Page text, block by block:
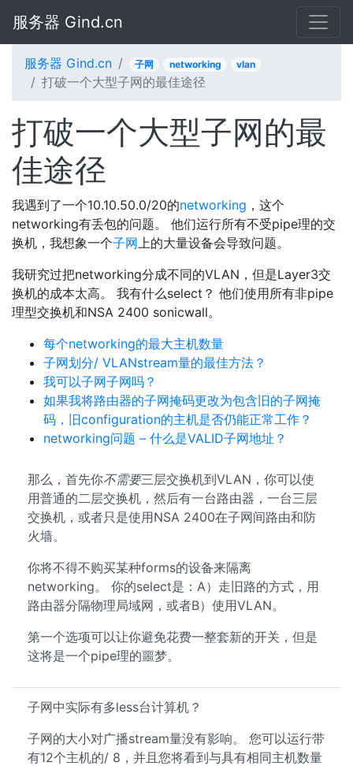
服务器 Gind.cn
服务器 Gind.cn 子网 networking vlan
打破一个大型子网的最佳途径
打破一个大型子网的最
佳途径
我遇到了一个10.10.50.0/20的networking ，这个
networking有丢包的问题。 他们运行所有不受pipe理的交
换机，我想象一个子网上的大量设备会导致问题。
我研究过把networking分成不同的VLAN，但是Layer3交
换机的成本太高。 我有什么select？ 他们使用所有非pipe
理型交换机和NSA 2400 sonicwall。
每个networking的最大主机数量
子网划分/ VLANstream量的最佳方法？
我可以子网子网吗？
如果我将路由器的子网掩码更改为包含旧的子网掩
码，旧configuration的主机是否仍能正常工作？
networking问题 – 什么是VALID子网地址？
那么，首先你不需要三层交换机到VLAN，你可以使
用普通的二层交换机，然后有一台路由器，一台三层
交换机，或者只是使用NSA 2400在子网间路由和防
火墙。
你将不得不购买某种forms的设备来隔离
networking。 你的select是：A）走旧路的方式，用
路由器分隔物理局域网，或者B）使用VLAN。
第一个选项可以让你避免花费一整套新的开关，但是
这将是一个pipe理的噩梦。
子网中实际有多less台计算机？
子网的大小对广播stream量没有影响。 您可以运行带
有12个主机的/ 8，并且您将看到与具有相同主机数量